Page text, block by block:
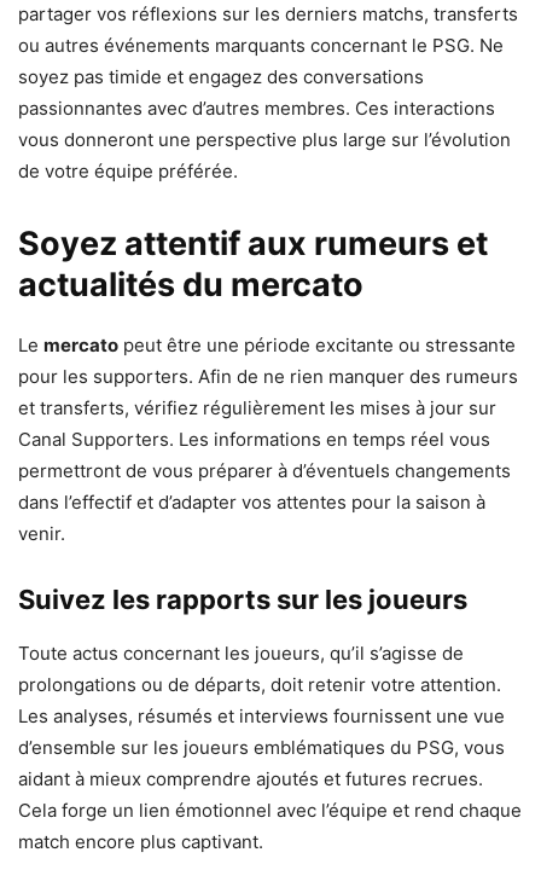
partager vos réflexions sur les derniers matchs, transferts
ou autres événements marquants concernant le PSG. Ne
soyez pas timide et engagez des conversations
passionnantes avec d’autres membres. Ces interactions
vous donneront une perspective plus large sur l’évolution
de votre équipe préférée.
Soyez attentif aux rumeurs et
actualités du mercato
Le mercato peut être une période excitante ou stressante
pour les supporters. Afin de ne rien manquer des rumeurs
et transferts, vérifiez régulièrement les mises à jour sur
Canal Supporters. Les informations en temps réel vous
permettront de vous préparer à d’éventuels changements
dans l’effectif et d’adapter vos attentes pour la saison à
venir.
Suivez les rapports sur les joueurs
Toute actus concernant les joueurs, qu’il s’agisse de
prolongations ou de départs, doit retenir votre attention.
Les analyses, résumés et interviews fournissent une vue
d’ensemble sur les joueurs emblématiques du PSG, vous
aidant à mieux comprendre ajoutés et futures recrues.
Cela forge un lien émotionnel avec l’équipe et rend chaque
match encore plus captivant.